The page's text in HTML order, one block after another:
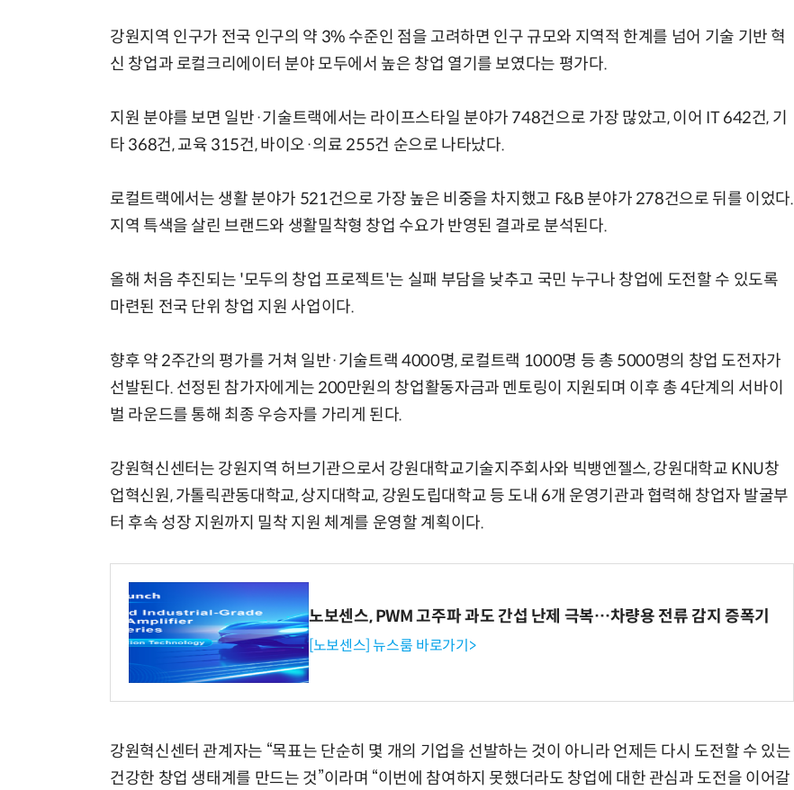
강원지역 인구가 전국 인구의 약 3% 수준인 점을 고려하면 인구 규모와 지역적 한계를 넘어 기술 기반 혁
신 창업과 로컬크리에이터 분야 모두에서 높은 창업 열기를 보였다는 평가다.
지원 분야를 보면 일반·기술트랙에서는 라이프스타일 분야가 748건으로 가장 많았고, 이어 IT 642건, 기
타 368건, 교육 315건, 바이오·의료 255건 순으로 나타났다.
로컬트랙에서는 생활 분야가 521건으로 가장 높은 비중을 차지했고 F&B 분야가 278건으로 뒤를 이었다.
지역 특색을 살린 브랜드와 생활밀착형 창업 수요가 반영된 결과로 분석된다.
올해 처음 추진되는 '모두의 창업 프로젝트'는 실패 부담을 낮추고 국민 누구나 창업에 도전할 수 있도록
마련된 전국 단위 창업 지원 사업이다.
향후 약 2주간의 평가를 거쳐 일반·기술트랙 4000명, 로컬트랙 1000명 등 총 5000명의 창업 도전자가
선발된다. 선정된 참가자에게는 200만원의 창업활동자금과 멘토링이 지원되며 이후 총 4단계의 서바이
벌 라운드를 통해 최종 우승자를 가리게 된다.
강원혁신센터는 강원지역 허브기관으로서 강원대학교기술지주회사와 빅뱅엔젤스, 강원대학교 KNU창
업혁신원, 가톨릭관동대학교, 상지대학교, 강원도립대학교 등 도내 6개 운영기관과 협력해 창업자 발굴부
터 후속 성장 지원까지 밀착 지원 체계를 운영할 계획이다.
노보센스, PWM 고주파 과도 간섭 난제 극복…차량용 전류 감지 증폭기
[노보센스] 뉴스룸 바로가기>
강원혁신센터 관계자는 “목표는 단순히 몇 개의 기업을 선발하는 것이 아니라 언제든 다시 도전할 수 있는
건강한 창업 생태계를 만드는 것”이라며 “이번에 참여하지 못했더라도 창업에 대한 관심과 도전을 이어갈